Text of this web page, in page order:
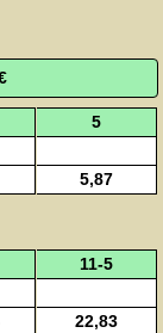
5
5,87
11-5
22,83